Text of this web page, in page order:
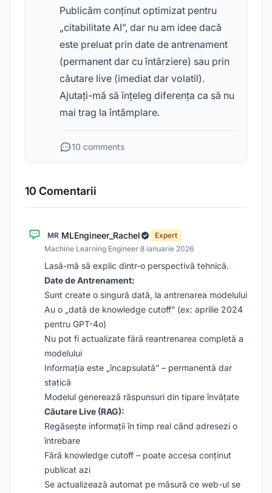
Publicăm conținut optimizat pentru
„citabilitate AI”, dar nu am idee dacă
este preluat prin date de antrenament
(permanent dar cu întârziere) sau prin
căutare live (imediat dar volatil).
Ajutați-mă să înțeleg diferența ca să nu
mai trag la întâmplare.
10 comments
10 Comentarii
MR MLEngineer_Rachel
Expert
Machine Learning Engineer·8 ianuarie 2026
Lasă-mă să explic dintr-o perspectivă tehnică.
Date de Antrenament:
Sunt create o singură dată, la antrenarea modelului
Au o „dată de knowledge cutoff” (ex: aprilie 2024
pentru GPT-4o)
Nu pot fi actualizate fără reantrenarea completă a
modelului
Informația este „încapsulată” – permanentă dar
statică
Modelul generează răspunsuri din tipare învățate
Căutare Live (RAG):
Regăsește informații în timp real când adresezi o
întrebare
Fără knowledge cutoff – poate accesa conținut
publicat azi
Se actualizează automat pe măsură ce web-ul se